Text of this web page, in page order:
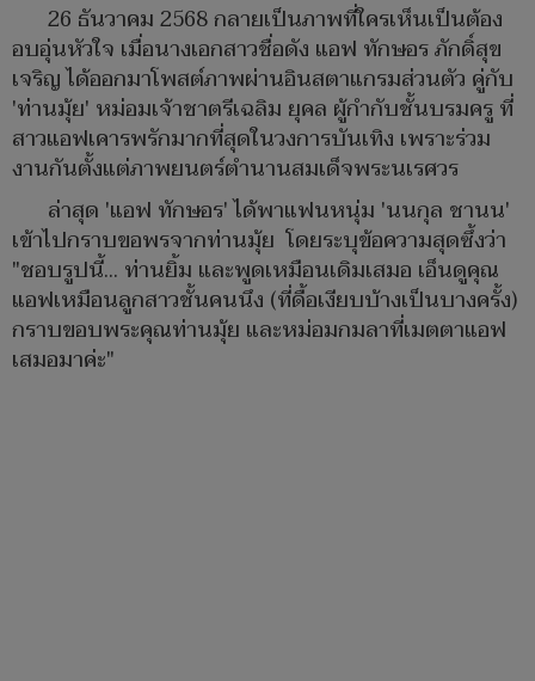
26 ธันวาคม 2568 กลายเป็นภาพที่ใครเห็นเป็นต้อง
อบอุ่นหัวใจ เมื่อนางเอกสาวชื่อดัง แอฟ ทักษอร ภักดิ์สุข
เจริญ ได้ออกมาโพสต์ภาพผ่านอินสตาแกรมส่วนตัว คู่กับ
'ท่านมุ้ย' หม่อมเจ้าชาตรีเฉลิม ยุคล ผู้กำกับชั้นบรมครู ที่
สาวแอฟเคารพรักมากที่สุดในวงการบันเทิง เพราะร่วม
งานกันตั้งแต่ภาพยนตร์ตำนานสมเด็จพระนเรศวร
ล่าสุด 'แอฟ ทักษอร' ได้พาแฟนหนุ่ม 'นนกุล ชานน'
เข้าไปกราบขอพรจากท่านมุ้ย โดยระบุข้อความสุดซึ้งว่า
"ชอบรูปนี้... ท่านยิ้ม และพูดเหมือนเดิมเสมอ เอ็นดูคุณ
แอฟเหมือนลูกสาวชั้นคนนึง (ที่ดื้อเงียบบ้างเป็นบางครั้ง)
กราบขอบพระคุณท่านมุ้ย และหม่อมกมลาที่เมตตาแอฟ
เสมอมาค่ะ"